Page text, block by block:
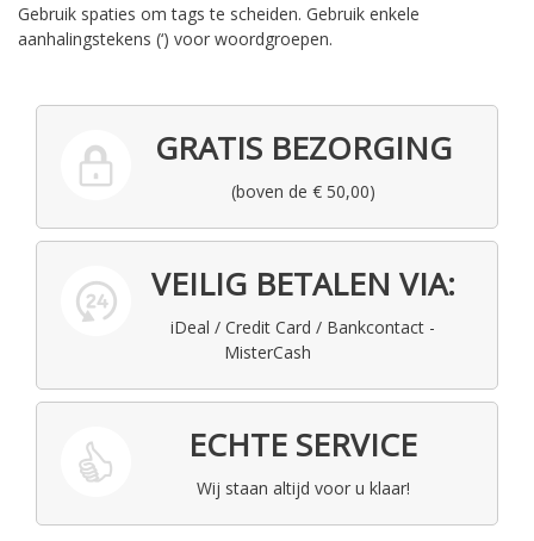
Gebruik spaties om tags te scheiden. Gebruik enkele
aanhalingstekens (‘) voor woordgroepen.
GRATIS BEZORGING
(boven de € 50,00)
VEILIG BETALEN VIA:
iDeal / Credit Card / Bankcontact -
MisterCash
ECHTE SERVICE
Wij staan altijd voor u klaar!